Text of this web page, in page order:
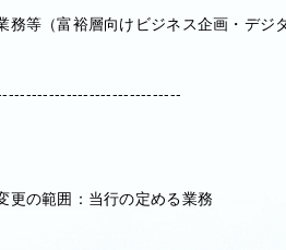
務等（富裕層向けビジネス企画・デ
更の範囲：当行の定める業務